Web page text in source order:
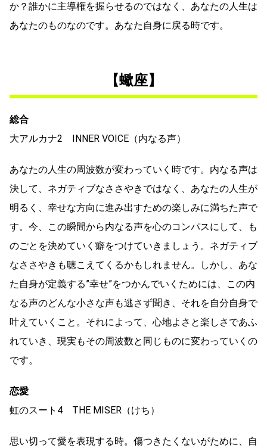
か？誰かに主導権を握らせるのではなく、あなたの人生は
あなたのものなのです。あなた自身に戻る時です。
【蠍座】
総合
大アルカナ2 INNER VOICE（内なる声）
あなたの人生の周波数が変わっていく時です。内なる声は
決して、ネガティブなささやきではなく、あなたの人生が
明るく、幸せな方向に進み出すための楽しみに満ちた声で
す。今、この瞬間から内なる声を心のコンパスにして、も
のごとを決めていく癖をつけていきましょう。ネガティブ
なささやきも聴こえてくるかもしれません。しかし、あな
た自身が定義する”幸せ”をつかんでいくためには、この内
なる声のどんな小さな声も逃さず聞き、それを自分自身で
叶えていくこと。それによって、心地よさと楽しさであふ
れていき、現実もその周波数と同じものに変わっていくの
です。
恋愛
虹のスート4 THE MISER（けち）
思い切って愛を表現する時。傷つきたくないがために、自